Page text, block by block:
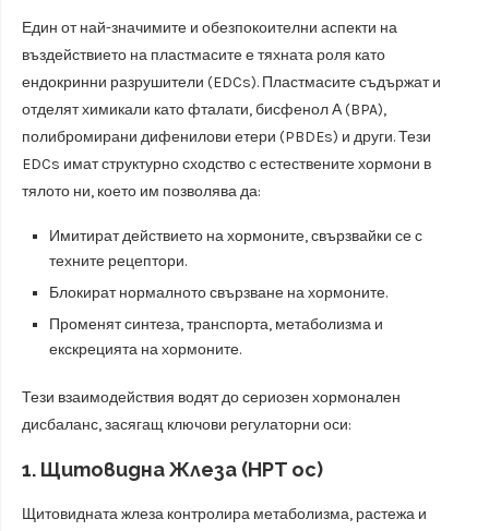
Един от най-значимите и обезпокоителни аспекти на
въздействието на пластмасите е тяхната роля като
ендокринни разрушители (EDCs). Пластмасите съдържат и
отделят химикали като фталати, бисфенол А (BPA),
полибромирани дифенилови етери (PBDEs) и други. Тези
EDCs имат структурно сходство с естествените хормони в
тялото ни, което им позволява да:
Имитират действието на хормоните, свързвайки се с
техните рецептори.
Блокират нормалното свързване на хормоните.
Променят синтеза, транспорта, метаболизма и
екскрецията на хормоните.
Тези взаимодействия водят до сериозен хормонален
дисбаланс, засягащ ключови регулаторни оси:
1. Щитовидна Жлеза (HPT ос)
Щитовидната жлеза контролира метаболизма, растежа и